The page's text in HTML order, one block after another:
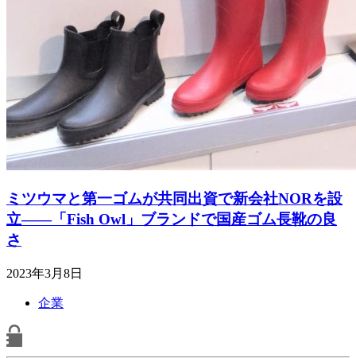
ミツウマと第一ゴムが共同出資で新会社NORを設
立――「Fish Owl」ブランドで国産ゴム長靴の良
さ
2023年3月8日
企業